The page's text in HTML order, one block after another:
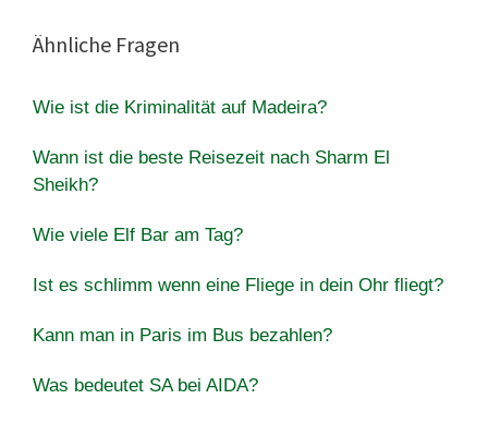
Ähnliche Fragen
Wie ist die Kriminalität auf Madeira?
Wann ist die beste Reisezeit nach Sharm El
Sheikh?
Wie viele Elf Bar am Tag?
Ist es schlimm wenn eine Fliege in dein Ohr fliegt?
Kann man in Paris im Bus bezahlen?
Was bedeutet SA bei AIDA?